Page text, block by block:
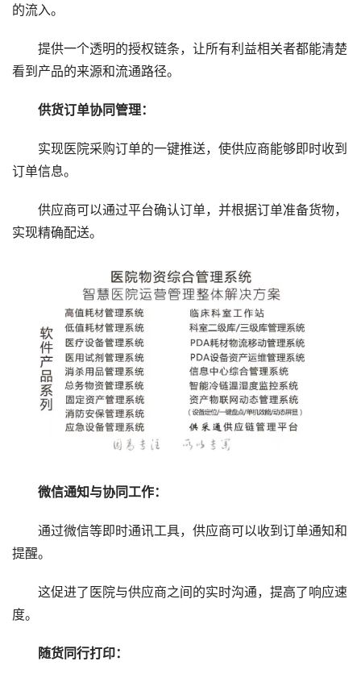
的流入。
提供一个透明的授权链条，让所有利益相关者都能清楚
看到产品的来源和流通路径。
供货订单协同管理：
实现医院采购订单的一键推送，使供应商能够即时收到
订单信息。
供应商可以通过平台确认订单，并根据订单准备货物，
实现精确配送。
微信通知与协同工作：
通过微信等即时通讯工具，供应商可以收到订单通知和
提醒。
这促进了医院与供应商之间的实时沟通，提高了响应速
度。
随货同行打印：